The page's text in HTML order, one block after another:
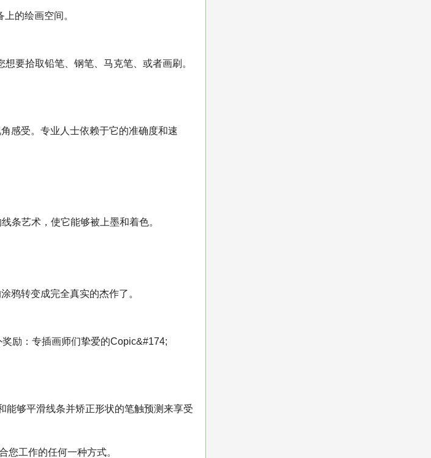
的绘画空间。
要拾取铅笔、钢笔、马克笔、或者画刷。
感受。专业人士依赖于它的准确度和速
条艺术，使它能够被上墨和着色。
鸦转变成完全真实的杰作了。
励：专插画师们挚爱的Copic&#174;
能够平滑线条并矫正形状的笔触预测来享受
您工作的任何一种方式。